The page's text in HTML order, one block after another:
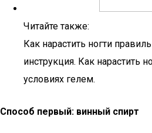
Читайте также:
Как нарастить ногти
инструкция. Как нарастить
условиях гелем.
Способ первый: винный спирт